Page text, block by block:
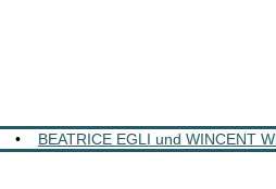
• BEATRICE EGLI und WINCENT